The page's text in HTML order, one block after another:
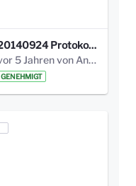
20140924 Protokoll Park am Gesundheitsamt 03.pdf
vor 5 Jahren von Anni Schlumberger
GENEHMIGT